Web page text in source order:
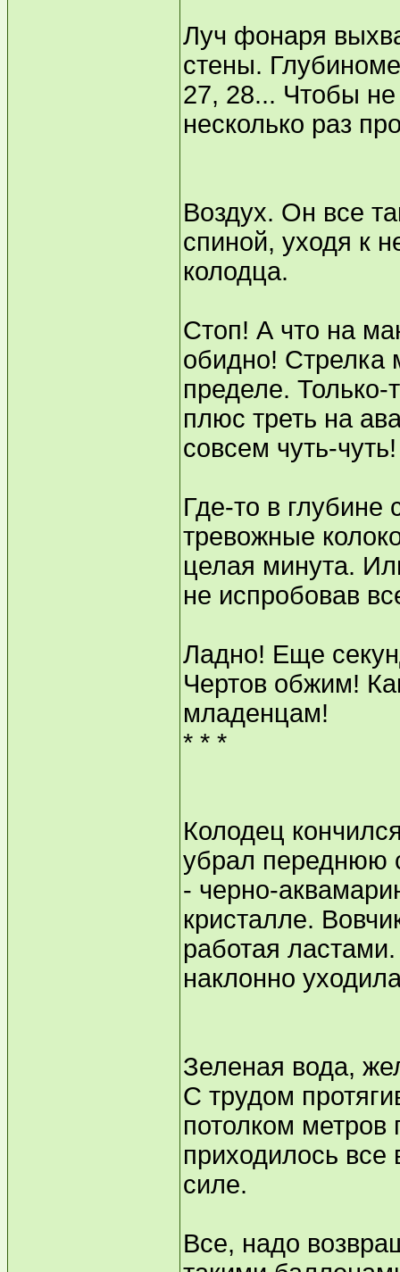
Луч фонаря
стены.
27, 28... Чтобы
несколько раз
Воздух. Он все
спиной, уходя к
колодца.
Стоп! А что на
обидно! Стрелка
пределе. Только-
плюс треть на
совсем чуть-
Где-то в глубине
тревожные
целая минута.
не испробовав
Ладно! Еще
Чертов обжим!
младенцам!
* * *
Колодец
убрал переднюю
- черно-
кристалле.
работая
наклонно
Зеленая вода,
С трудом
потолком метров
приходилось все
силе.
Все, надо